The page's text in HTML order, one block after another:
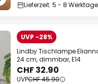
Lieferzeit: 5 - 8 Werktage
UVP -28%
Lindby Tischlampe
24 cm, dimmbar, E14
CHF 32.90
UVPCHF 45.90